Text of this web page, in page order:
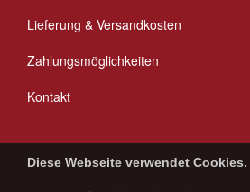
Diese Webseite verwendet Cookies.
Lieferung & Versandkosten
Zahlungsmöglichkeiten
Kontakt